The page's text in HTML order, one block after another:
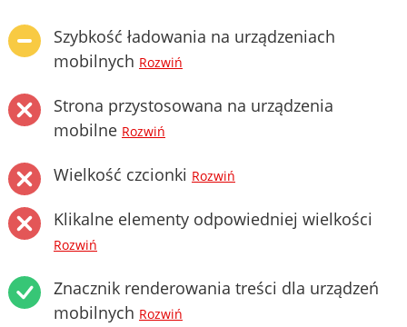
Szybkość ładowania na urządzeniach
mobilnych Rozwiń
Strona przystosowana na urządzenia
mobilne Rozwiń
Wielkość czcionki Rozwiń
Klikalne elementy odpowiedniej wielkości
Rozwiń
Znacznik renderowania treści dla urządzeń
mobilnych Rozwiń